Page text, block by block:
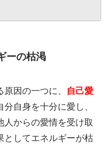
ーの枯渇
因の一つに、
自己愛
自身を十分に愛し、
人からの愛情を受け取
としてエネルギーが枯